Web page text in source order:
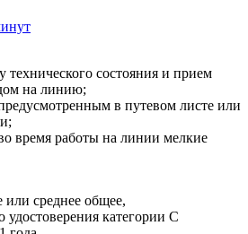
технического состояния и прием
на линию;
в путевом листе или
время работы на линии мелкие
или среднее общее,
удостоверения категории С